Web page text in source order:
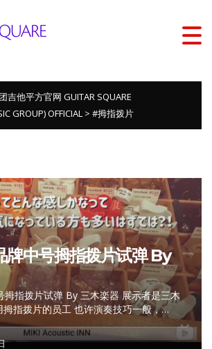
吉他平方官网 GUITAR SQUARE
GROUP) OFFICIAL > #拇指拨片
牌中号拇指拨片试弹 By
拇指拨片试弹 By 三木楽器 展示者是三木
拇指拨片的员工 也许演奏技巧一般，…